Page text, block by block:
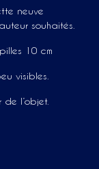
neuve
souhaités.
10 cm
visibles.
l’objet.